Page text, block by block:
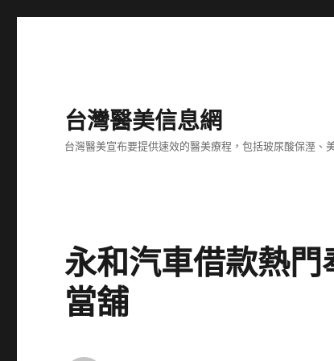
台灣醫美信息網
台灣醫美宣布要提供速效的醫美療程，包括玻尿酸保溼、
永和汽車借款熱
當舖